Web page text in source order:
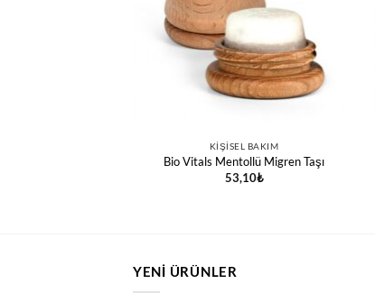
KIŞISEL BAKIM
Bio Vitals Mentollü Migren Taşı
53,10₺
YENI ÜRÜNLER